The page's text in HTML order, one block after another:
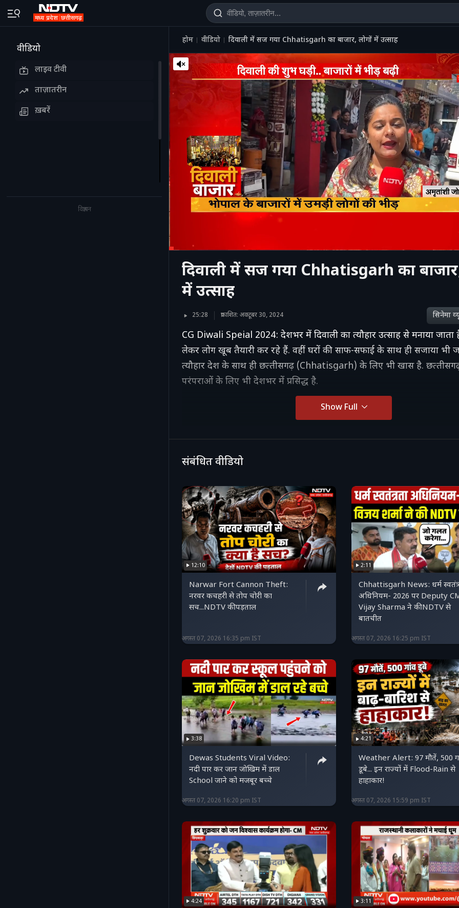
वीडियो
लाइव टीवी
ताज़ातरीन
ख़बरें
विज्ञापन
होम वीडियो दिवाली में सज गया Chhatisgarh का बाजार, लोगों में उत्साह
दिवाली में सज गया Chhatisgarh का
में उत्साह
25:28 प्रकाशित: अक्टूबर 30, 2024 सिनेमा
CG Diwali Speial 2024: देशभर में दिवाली का त्‍यौहार उत्‍साह से मनाया जाता
लेकर लोग खूब तैयारी कर रहे हैं. वहीं घरों की साफ-सफाई के साथ ही सजाया भी
त्‍यौहार देश के साथ ही छत्‍तीसगढ़ (Chhatisgarh) के लिए भी खास है.
परंपराओं के लिए भी देशभर में प्रसिद्ध है.
Show Full
संबंधित वीडियो
12:10
Narwar Fort Cannon Theft:
नरवर कचहरी से तोप चोरी का
सच...NDTV की पड़ताल
अगस्त 07, 2026 16:35 pm IST
2:11
Chhattisgarh News: धर्म
अधिनियम- 2026 पर Deputy
Vijay Sharma ने की NDTV से
बातचीत
अगस्त 07, 2026 16:25 pm IST
3:38
Dewas Students Viral Video:
नदी पार कर जान जोखिम में डाल
School जाने को मजबूर बच्चे
अगस्त 07, 2026 16:20 pm IST
4:21
Weather Alert: 97 मौतें, 500
डूबे... इन राज्यों में Flood-Rain से
हाहाकार!
अगस्त 07, 2026 15:59 pm IST
4:24 3:11